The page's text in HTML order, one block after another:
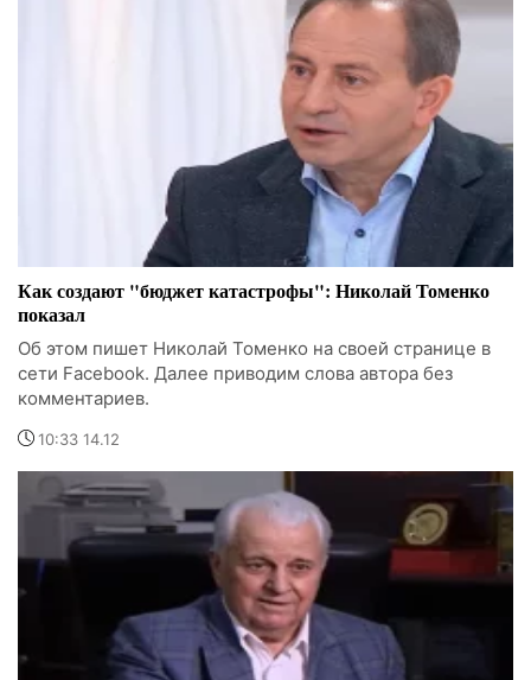
Как создают "бюджет катастрофы": Николай Томенко
показал
Об этом пишет Николай Томенко на своей странице в
сети Facebook. Далее приводим слова автора без
комментариев.
10:33 14.12